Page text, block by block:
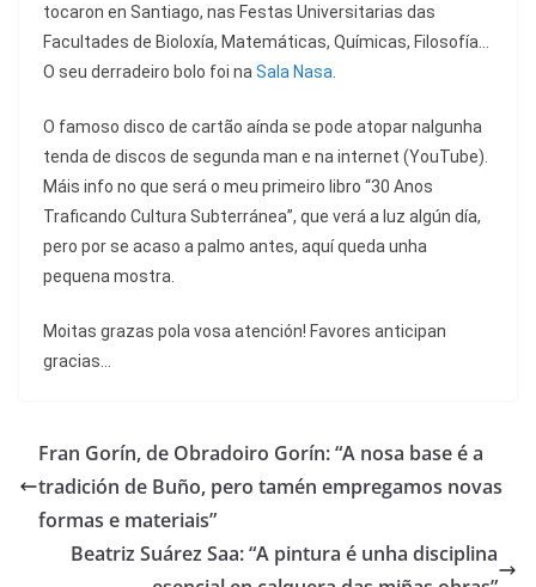
tocaron en Santiago, nas Festas Universitarias das
Facultades de Bioloxía, Matemáticas, Químicas, Filosofía…
O seu derradeiro bolo foi na Sala Nasa
O famoso disco de cartão aínda se pode atopar nalgunha
tenda de discos de segunda man e na internet (YouTube).
Máis info no que será o meu primeiro libro “30 Anos
Traficando Cultura Subterránea”, que verá a luz algún día,
pero por se acaso a palmo antes, aquí queda unha
pequena mostra.
Moitas grazas pola vosa atención! Favores anticipan
gracias…
Fran Gorín, de Obradoiro Gorín: “A nosa base é a
tradición de Buño, pero tamén empregamos novas
formas e materiais”
Beatriz Suárez Saa: “A pintura é unha disciplina